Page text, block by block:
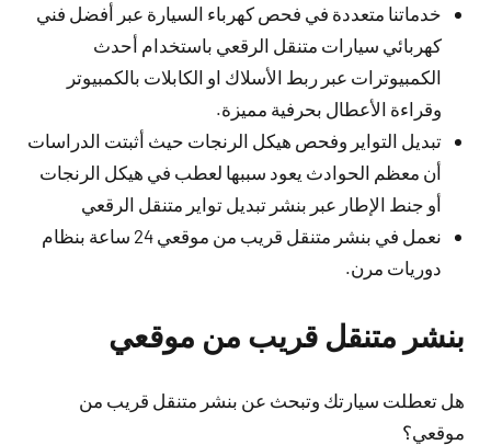
خدماتنا متعددة في فحص كهرباء السيارة عبر أفضل فني
كهربائي سيارات متنقل الرقعي باستخدام أحدث
الكمبيوترات عبر ربط الأسلاك او الكابلات بالكمبيوتر
وقراءة الأعطال بحرفية مميزة.
تبديل التواير وفحص هيكل الرنجات حيث أثبتت الدراسات
أن معظم الحوادث يعود سببها لعطب في هيكل الرنجات
أو جنط الإطار عبر بنشر تبديل تواير متنقل الرقعي
نعمل في بنشر متنقل قريب من موقعي 24 ساعة بنظام
دوريات مرن.
بنشر متنقل قريب من موقعي
هل تعطلت سيارتك وتبحث عن بنشر متنقل قريب من
موقعي؟